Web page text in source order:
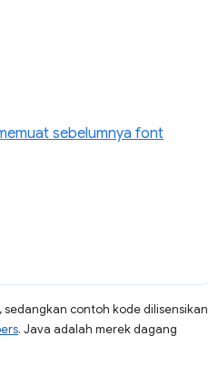
sebelumnya font
, sedangkan contoh kode dilisensikan
. Java adalah merek dagang